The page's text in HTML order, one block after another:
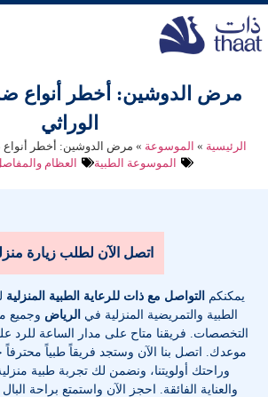
مرض الدوشين: أخطر أنواع
الوراثي
الرئيسية » الموسوعة » مرض الدوشين: أخطر أنواع
الموسوعة الطبية
العظام
اتصل الآن لطلب زيارة
يمكنكم التواصل مع ذات للرعاية الطبية المنزلية
الطبية والتمريضية المنزلية في الرياض وجميع
التخصصات . فريقنا متاح على مدار الساعة للرد
موعدك. اتصل بنا الآن وستجد فريقاً طبياً
وراحتك أولويتنا، ونضمن لك تجربة طبية
والعناية الفائقة. احجز الآن واستمتع براحة